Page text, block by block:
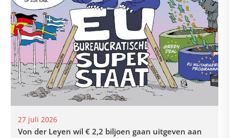
27 juli 2026
Von der Leyen wil € 2,2 biljoen gaan uitgeven aan